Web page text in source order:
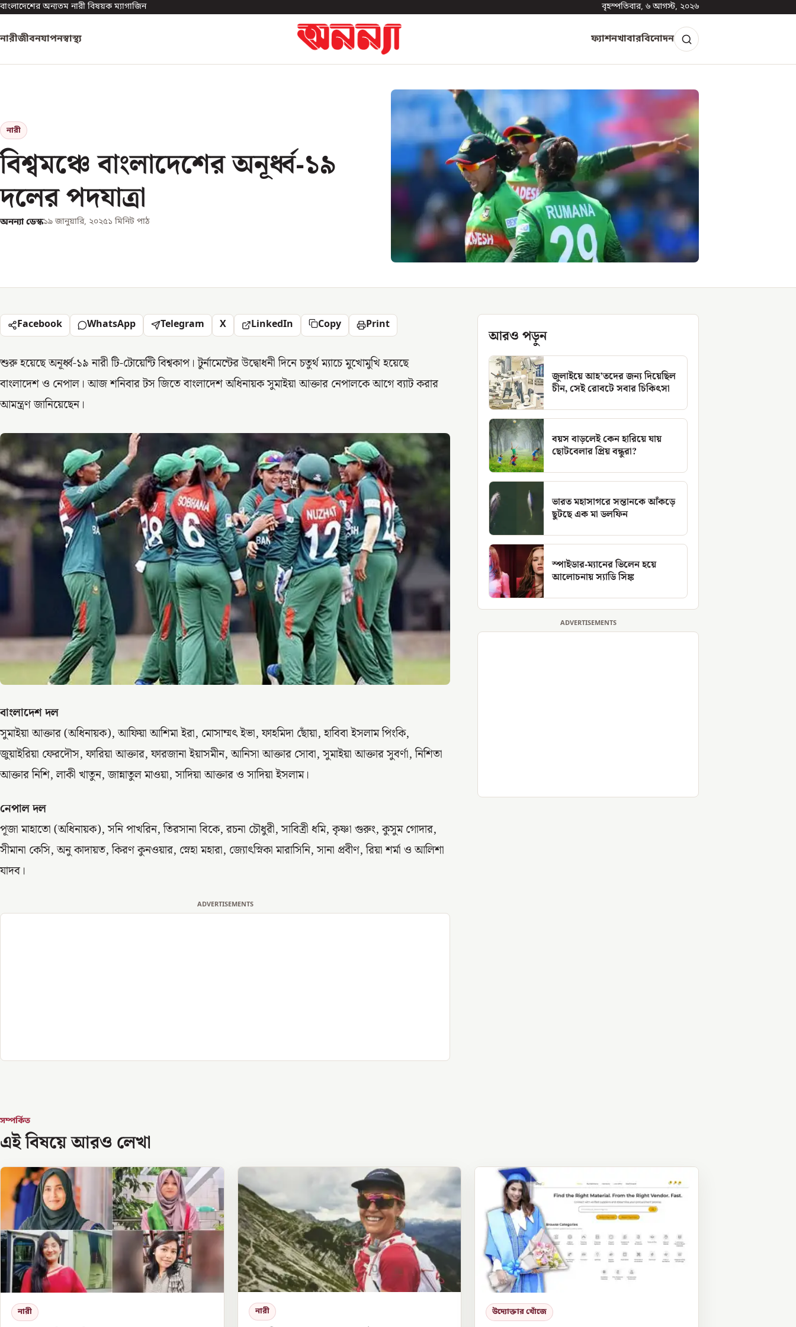
বাংলাদেশের অন্যতম নারী বিষয়ক ম্যাগাজিন বৃহস্পতিবার, ৬ আগস্ট, ২০২৬
নারীজীবনযাপনস্বাস্থ্য ফ্যাশনখাবারবিনোদন
নারী
বিশ্বমঞ্চে বাংলাদেশের অনূর্ধ্ব-১৯
দলের পদযাত্রা
অনন্যা ডেস্ক১৯ জানুয়ারি, ২০২৫১ মিনিট পাঠ
Facebook WhatsApp Telegram X LinkedIn Copy Print
শুরু হয়েছে অনূর্ধ্ব-১৯ নারী টি-টোয়েন্টি বিশ্বকাপ। টুর্নামেন্টের উদ্বোধনী দিনে চতুর্থ ম্যাচে মুখোমুখি হয়েছে
বাংলাদেশ ও নেপাল। আজ শনিবার টস জিতে বাংলাদেশ অধিনায়ক সুমাইয়া আক্তার নেপালকে আগে ব্যাট করার
আমন্ত্রণ জানিয়েছেন।
বাংলাদেশ দল
সুমাইয়া আক্তার (অধিনায়ক), আফিয়া আশিমা ইরা, মোসাম্মৎ ইভা, ফাহমিদা ছোঁয়া, হাবিবা ইসলাম পিংকি,
জুয়াইরিয়া ফেরদৌস, ফারিয়া আক্তার, ফারজানা ইয়াসমীন, আনিসা আক্তার সোবা, সুমাইয়া আক্তার সুবর্ণা, নিশিতা
আক্তার নিশি, লাকী খাতুন, জান্নাতুল মাওয়া, সাদিয়া আক্তার ও সাদিয়া ইসলাম।
নেপাল দল
পূজা মাহাতো (অধিনায়ক), সনি পাখরিন, তিরসানা বিকে, রচনা চৌধুরী, সাবিত্রী ধমি, কৃষ্ণা গুরুং, কুসুম গোদার,
সীমানা কেসি, অনু কাদায়ত, কিরণ কুনওয়ার, স্নেহা মহারা, জ্যোৎস্নিকা মারাসিনি, সানা প্রবীণ, রিয়া শর্মা ও আলিশা
যাদব।
ADVERTISEMENTS
আরও পড়ুন
জুলাইয়ে আহ’তদের জন্য দিয়েছিল
চীন, সেই রোবটে সবার চিকিৎসা
বয়স বাড়লেই কেন হারিয়ে যায়
ছোটবেলার প্রিয় বন্ধুরা?
ভারত মহাসাগরে সন্তানকে আঁকড়ে
ছুটছে এক মা ডলফিন
স্পাইডার-ম্যানের ভিলেন হয়ে
আলোচনায় স্যাডি সিঙ্ক
ADVERTISEMENTS
সম্পর্কিত
এই বিষয়ে আরও লেখা
নারী নারী উদ্যোক্তার খোঁজে